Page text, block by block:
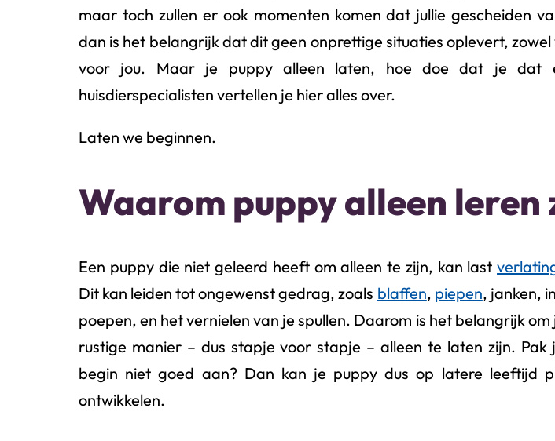
maar toch zullen er ook momenten komen dat jullie gescheiden
dan is het belangrijk dat dit geen onprettige situaties oplevert, zowel
voor jou. Maar je puppy alleen laten, hoe doe dat je dat
huisdierspecialisten vertellen je hier alles over.
Laten we beginnen.
Waarom puppy alleen leren
Een puppy die niet geleerd heeft om alleen te zijn, kan last
Dit kan leiden tot ongewenst gedrag, zoals blaffen, piepen, janken,
poepen, en het vernielen van je spullen. Daarom is het belangrijk om
rustige manier – dus stapje voor stapje – alleen te laten zijn.
begin niet goed aan? Dan kan je puppy dus op latere leeftijd
ontwikkelen.